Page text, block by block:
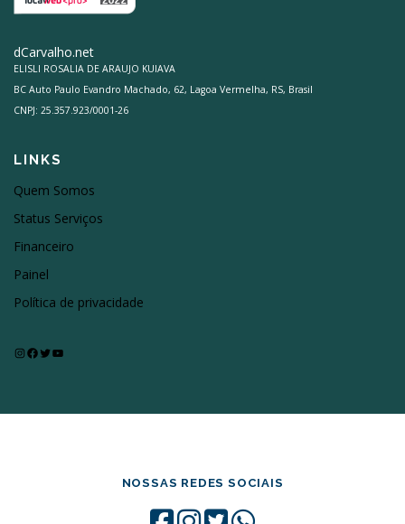
dCarvalho.net
ELISLI ROSALIA DE ARAUJO KUIAVA
BC Auto Paulo Evandro Machado, 62, Lagoa Vermelha, RS, Brasil
CNPJ: 25.357.923/0001-26
LINKS
Quem Somos
Status Serviços
Financeiro
Painel
Política de privacidade
InstagramFacebook Twitter Youtube
NOSSAS REDES SOCIAIS